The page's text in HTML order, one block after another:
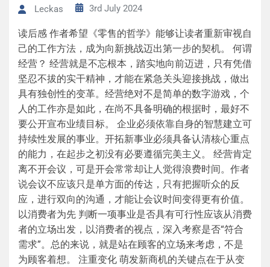
Leckas 3rd July 2024
读后感 作者希望《零售的哲学》能够让读者重新审视自
己的工作方法，成为向新挑战迈出第一步的契机。 何谓
经营？ 经营就是不忘根本，踏实地向前迈进，只有凭借
坚忍不拔的实干精神，才能在紧急关头迎接挑战，做出
具有独创性的变革。经营绝对不是简单的数字游戏，个
人的工作亦是如此，在尚不具备明确的根据时，最好不
要公开宣布业绩目标。 企业必须依靠自身的智慧建立可
持续性发展的事业。开拓新事业必须具备认清核心重点
的能力，在起步之初没有必要遵循完美主义。 经营肯定
离不开会议，可是开会常常却让人觉得浪费时间。作者
说会议不应该只是单方面的传达，只有把握听众的反
应，进行双向的沟通，才能让会议时间变得更有价值。
以消费者为先 判断一项事业是否具有可行性应该从消费
者的立场出发，以消费者的视点，深入考察是否“符合
需求”。总的来说，就是站在顾客的立场来考虑，不是
为顾客着想。 注重变化 萌发新商机的关键点在于从变